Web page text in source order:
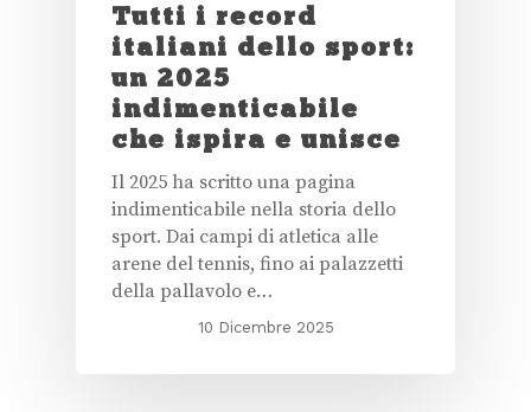
Tutti i record
italiani dello sport:
un 2025
indimenticabile
che ispira e unisce
Il 2025 ha scritto una pagina
indimenticabile nella storia dello
sport. Dai campi di atletica alle
arene del tennis, fino ai palazzetti
della pallavolo e…
10 Dicembre 2025